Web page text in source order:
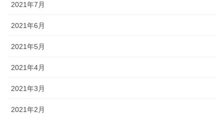
2021年7月
2021年6月
2021年5月
2021年4月
2021年3月
2021年2月